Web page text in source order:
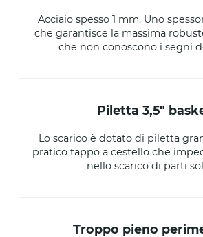
Acciaio spesso 1 mm. Uno
che garantisce la massima
che non conoscono i segni
piletta 3,5"
Lo scarico è dotato di piletta
pratico tappo a cestello che
nello scarico di parti
troppo pieno